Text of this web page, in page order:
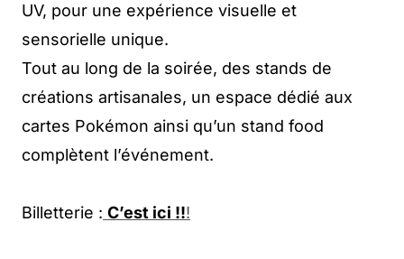
UV, pour une expérience visuelle et
sensorielle unique.
Tout au long de la soirée, des stands de
créations artisanales, un espace dédié aux
cartes Pokémon ainsi qu’un stand food
complètent l’événement.
Billetterie : C’est ici !!!